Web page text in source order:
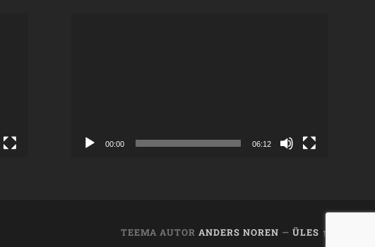
00:00 06:12
TEEMA AUTOR ANDERS NOREN — ÜLES ↑